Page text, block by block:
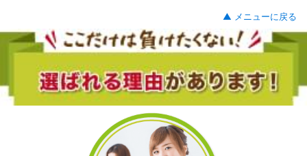
▲ メニューに戻る